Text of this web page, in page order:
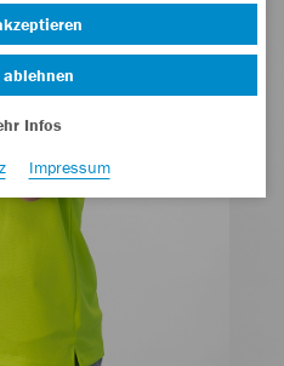
Infos
Impressum